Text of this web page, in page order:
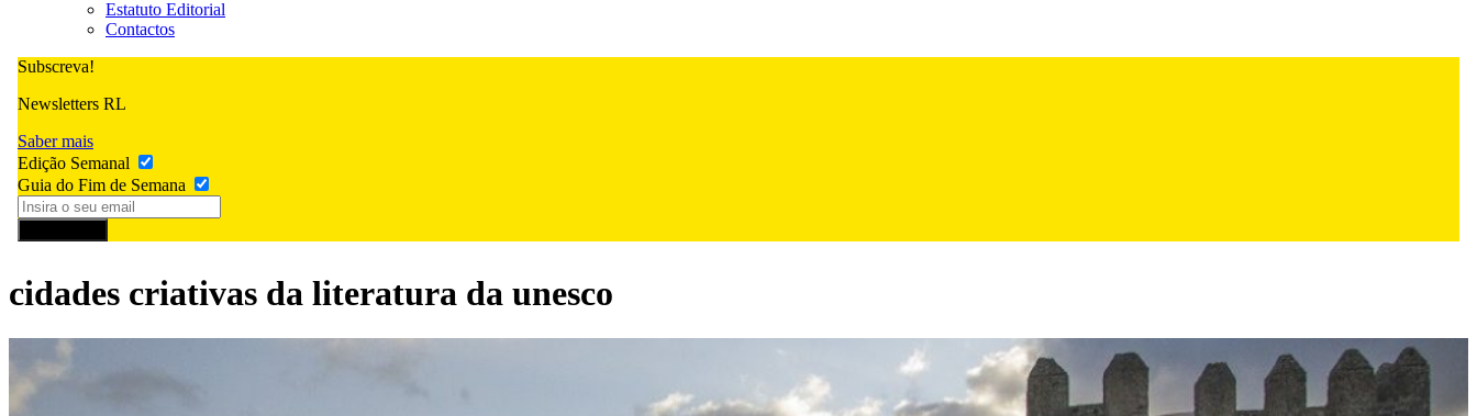
Estatuto Editorial
Contactos
Subscreva!
Newsletters RL
Saber mais
Edição Semanal
Guia do Fim de Semana
cidades criativas da literatura da unesco